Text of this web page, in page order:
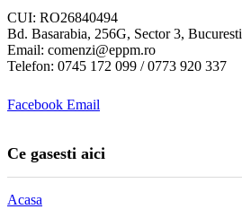
CUI: RO26840494
Bd. Basarabia, 256G, Sector 3, Bucuresti
Email: comenzi@eppm.ro
Telefon: 0745 172 099 / 0773 920 337
Facebook Email
Ce gasesti aici
Acasa